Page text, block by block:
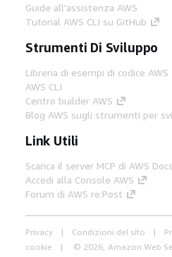
Guide all'assistenza AWS
Tutorial AWS CLI su GitHub
Strumenti Di Sviluppo
Libreria di esempi di codice AWS
AWS CLI
Centro builder AWS
Blog AWS sugli strumenti per
Link Utili
Scarica il server MCP di AWS Docs
Accedi alla Console AWS
Forum di AWS re:Post
Privacy Condizioni del sito
cookie
© 2026, Amazon Web